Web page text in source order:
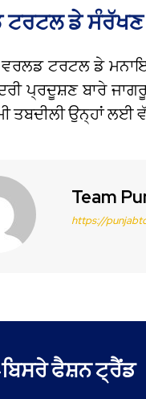
ਡੇ ਸੰਰੱਖਣ
ਵਰਲਡ ਟਰਟਲ ਡੇ
ਪ੍ਰਦੂਸ਼ਣ ਬਾਰੇ
ਤਬਦੀਲੀ ਉਨ੍ਹਾਂ ਲਈ
Team
https://
ਫੈਸ਼ਨ ਟ੍ਰੈਂਡ